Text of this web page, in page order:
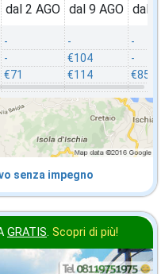
dal 2 AGO
-
-
€71
dal 9 AGO
-
€104
€114
dal
-
-
€85
senza impegno
GRATIS. Scopri di più!